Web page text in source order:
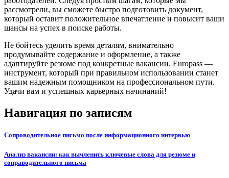
рассмотрели, вы сможете быстро подготовить документ,
который оставит положительное впечатление и повысит ваши
шансы на успех в поиске работы.
Не бойтесь уделить время деталям, внимательно
продумывайте содержание и оформление, а также
адаптируйте резюме под конкретные вакансии. Europass —
инструмент, который при правильном использовании станет
вашим надежным помощником на профессиональном пути.
Удачи вам и успешных карьерных начинаний!
Навигация по записям
Сопроводительное письмо после информационного интервью
Анализ вакансии: как вычленить ключевые слова для резюме и
соправодительного письма